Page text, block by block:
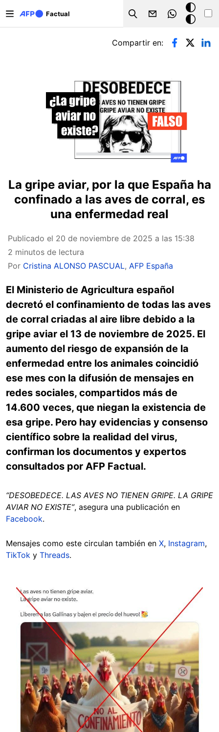
Factual
Search
Modo
oscuro
Solapas principales
Compartir en:
La gripe aviar, por la que España ha
confinado a las aves de corral, es
una enfermedad real
Publicado el 20 de noviembre de 2025 a las 15:38
2 minutos de lectura
Por Cristina ALONSO PASCUAL, AFP España
El Ministerio de Agricultura español
decretó el confinamiento de todas las aves
de corral criadas al aire libre debido a la
gripe aviar el 13 de noviembre de 2025. El
aumento del riesgo de expansión de la
enfermedad entre los animales coincidió
ese mes con la difusión de mensajes en
redes sociales, compartidos más de
14.600 veces, que niegan la existencia de
esa gripe. Pero hay evidencias y consenso
científico sobre la realidad del virus,
confirman los documentos y expertos
consultados por AFP Factual.
“DESOBEDECE. LAS AVES NO TIENEN GRIPE. LA GRIPE
AVIAR NO EXISTE”, asegura una publicación en
Facebook.
Mensajes como este circulan también en X, Instagram,
TikTok y Threads.
Image